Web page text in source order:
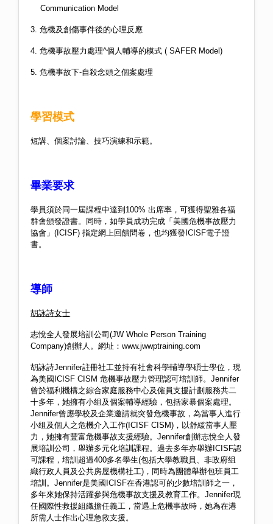
Communication Model
3.危機及創傷事件後的心理反應
4.危機事故壓力處理^個人輔導的模式 ( SAFER Model)
5.危機事故下-自殺念頭之個案處理
學習模式
短講、個案討論、技巧演練和示範。
畢業要求
​學員須於同一屆課程中達到100% 出席率，可獲得聖雅各福
群會頒發證書。同時，如學員成功完成「美國危機事故壓力
協會」(ICISF) 指定網上回饋問卷，也均獲發ICISF電子證
書。
導師
胡詠詩女士
志悅全人發展培訓公司(JW Whole Person Training
Company)創辦人。網址：www.jwwptraining.com
胡詠詩Jennifer註冊社工並持有社會科學輔導學碩士學位，現
為美國ICISF CISM危機事故壓力管理認可培訓師。Jennifer
曾於福利機構之綜合家庭服務中心及僱員支援計劃服務共二
十多年，她擁有小组及個案輔導經驗，包括家暴個案處理。
Jennifer曾應學校及企業邀請就突發危機事故，為當事人進行
小组及個人之危機介入工作(ICISF CISM) ，以舒緩當事人壓
力，她擁有豐富危機事故支援經驗。Jennifer創辦志悅全人發
展培訓公司，舉辦多元化培訓課程。過去多年亦舉辦ICISF認
可課程，培訓超過400多名學生(包括大學教職員、非政府组
織行政人員及公共房屋機構社工) ，同時為團體舉辦包班員工
培訓。Jennifer是美國ICISF在香港認可的少數培訓師之一，
多年來她保持活躍參與危機事故支援及教育工作。Jennifer現
任國際性救援組織擔任義工，當遇上危機事故時，她為在港
所需人士作出心理急救支援。